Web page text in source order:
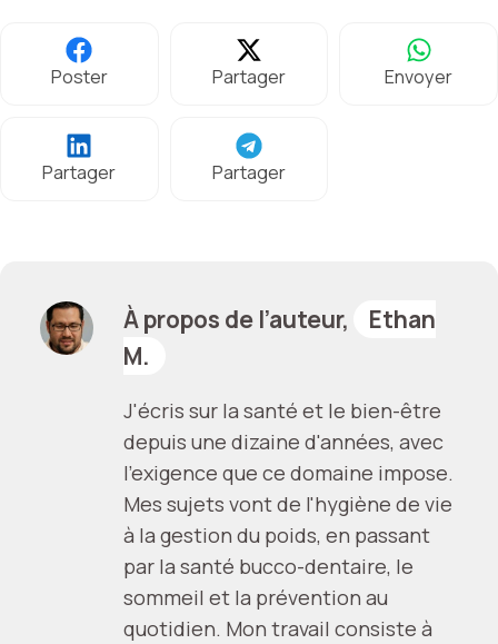
Poster Partager Envoyer
Partager Partager
À propos de l’auteur,
Ethan
M.
J'écris sur la santé et le bien-être
depuis une dizaine d'années, avec
l'exigence que ce domaine impose.
Mes sujets vont de l'hygiène de vie
à la gestion du poids, en passant
par la santé bucco-dentaire, le
sommeil et la prévention au
quotidien. Mon travail consiste à